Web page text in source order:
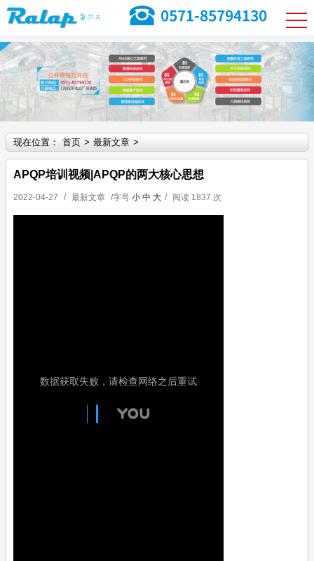
现在位置： 首页 > 最新文章 >
APQP培训视频|APQP的两大核心思想
2022-04-27 / 最新文章 /字号 小 中 大 / 阅读 1837 次